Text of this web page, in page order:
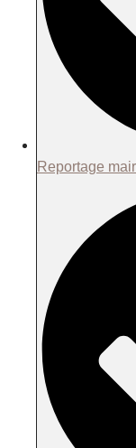
Reportage